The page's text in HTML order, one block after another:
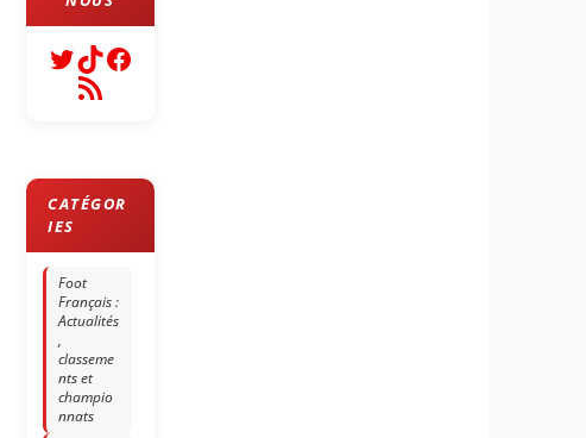
Twitter
TikTok
Facebook
Flux RSS
Foot
Français :
Actualités
,
classeme
nts et
champio
nnats